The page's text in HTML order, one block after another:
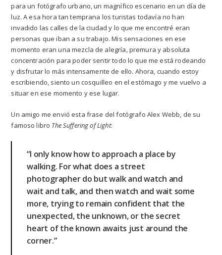
para un fotógrafo urbano, un magnífico escenario en un día de
luz. A esa hora tan temprana los turistas todavía no han
invadido las calles de la ciudad y lo que me encontré eran
personas que iban a su trabajo. Mis sensaciones en ese
momento eran una mezcla de alegría, premura y absoluta
concentración para poder sentir todo lo que me está rodeando
y disfrutar lo más intensamente de ello. Ahora, cuando estoy
escribiendo, siento un cosquilleo en el estómago y me vuelvo a
situar en ese momento y ese lugar.
Un amigo me envió esta frase del fotógrafo Alex Webb, de su
famoso libro The Suffering of Light:
“I only know how to approach a place by
walking. For what does a street
photographer do but walk and watch and
wait and talk, and then watch and wait some
more, trying to remain confident that the
unexpected, the unknown, or the secret
heart of the known awaits just around the
corner.”